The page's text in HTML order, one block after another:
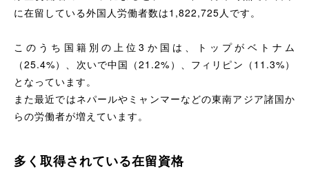
に在留している外国人労働者数は1,822,725人です。
このうち国籍別の上位3か国は、トップがベトナム
（25.4%）、次いで中国（21.2%）、フィリピン（11.3%）
となっています。
また最近ではネパールやミャンマーなどの東南アジア諸国か
らの労働者が増えています。
多く取得されている在留資格